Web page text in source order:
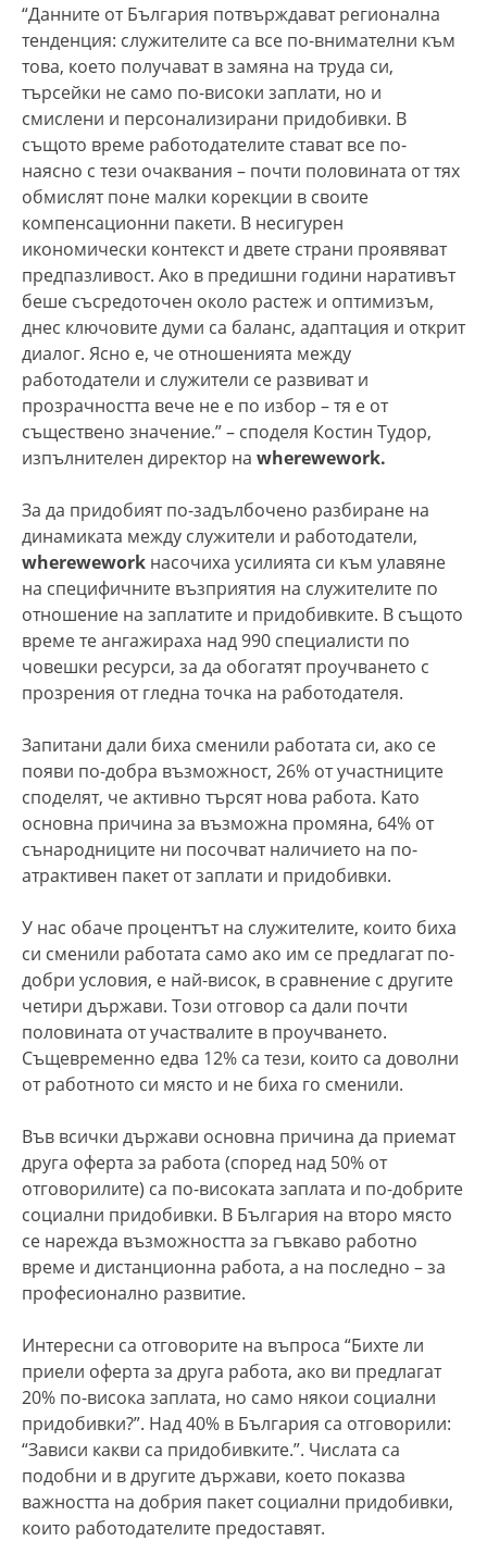
“Данните от България потвърждават регионална
тенденция: служителите са все по-внимателни към
това, което получават в замяна на труда си,
търсейки не само по-високи заплати, но и
смислени и персонализирани придобивки. В
същото време работодателите стават все по-
наясно с тези очаквания – почти половината от тях
обмислят поне малки корекции в своите
компенсационни пакети. В несигурен
икономически контекст и двете страни проявяват
предпазливост. Ако в предишни години наративът
беше съсредоточен около растеж и оптимизъм,
днес ключовите думи са баланс, адаптация и открит
диалог. Ясно е, че отношенията между
работодатели и служители се развиват и
прозрачността вече не е по избор – тя е от
съществено значение.” – споделя Костин Тудор,
изпълнителен директор на wherewework.
За да придобият по-задълбочено разбиране на
динамиката между служители и работодатели,
wherewework насочиха усилията си към улавяне
на специфичните възприятия на служителите по
отношение на заплатите и придобивките. В същото
време те ангажираха над 990 специалисти по
човешки ресурси, за да обогатят проучването с
прозрения от гледна точка на работодателя.
Запитани дали биха сменили работата си, ако се
появи по-добра възможност, 26% от участниците
споделят, че активно търсят нова работа. Като
основна причина за възможна промяна, 64% от
сънародниците ни посочват наличието на по-
атрактивен пакет от заплати и придобивки.
У нас обаче процентът на служителите, които биха
си сменили работата само ако им се предлагат по-
добри условия, е най-висок, в сравнение с другите
четири държави. Този отговор са дали почти
половината от участвалите в проучването.
Същевременно едва 12% са тези, които са доволни
от работното си място и не биха го сменили.
Във всички държави основна причина да приемат
друга оферта за работа (според над 50% от
отговорилите) са по-високата заплата и по-добрите
социални придобивки. В България на второ място
се нарежда възможността за гъвкаво работно
време и дистанционна работа, а на последно – за
професионално развитие.
Интересни са отговорите на въпроса “Бихте ли
приели оферта за друга работа, ако ви предлагат
20% по-висока заплата, но само някои социални
придобивки?”. Над 40% в България са отговорили:
“Зависи какви са придобивките.”. Числата са
подобни и в другите държави, което показва
важността на добрия пакет социални придобивки,
които работодателите предоставят.